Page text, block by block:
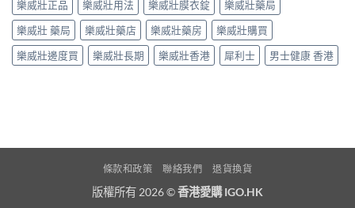
樂威壯正品
樂威壯用法 樂威壯膜衣錠
樂威壯藥局
樂威壯 藥局
樂威壯藥店 樂威壯藥房
樂威壯購買
樂威壯邊度買
樂威壯長期 樂威壯香港 犀利士 男士健康 香港
條款和政策 聯絡我們 退貨換貨
版權所有 2026 ©香港愛購 IGO.HK